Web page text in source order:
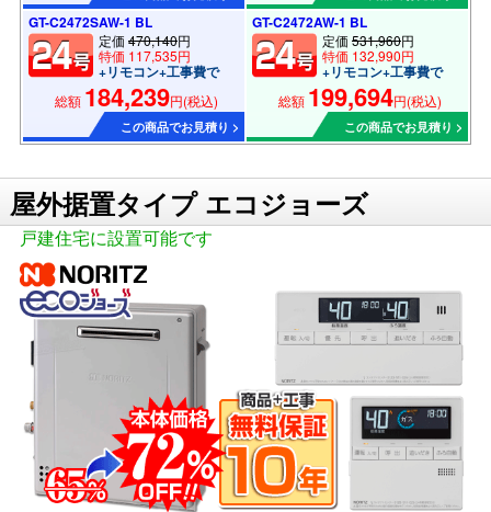
GT-C2472SAW-1 BL
定価 470,140円
特価 117,535円
+リモコン+工事費で
総額 184,239円(税込)
この商品でお見積り >
GT-C2472AW-1 BL
定価 531,960円
特価 132,990円
+リモコン+工事費で
総額 199,694円(税込)
この商品でお見積り >
屋外据置タイプ エコジョーズ
戸建住宅に設置可能です